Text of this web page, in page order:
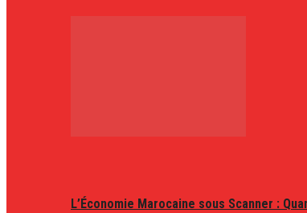
L’Économie Marocaine sous Scanner :